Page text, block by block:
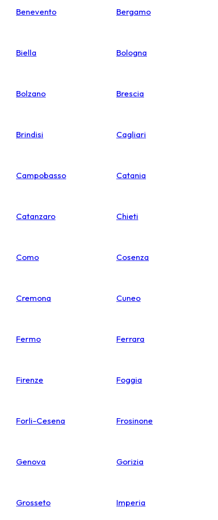
Benevento Bergamo
Biella Bologna
Bolzano Brescia
Brindisi Cagliari
Campobasso Catania
Catanzaro Chieti
Como Cosenza
Cremona Cuneo
Fermo Ferrara
Firenze Foggia
Forli-Cesena Frosinone
Genova Gorizia
Grosseto Imperia